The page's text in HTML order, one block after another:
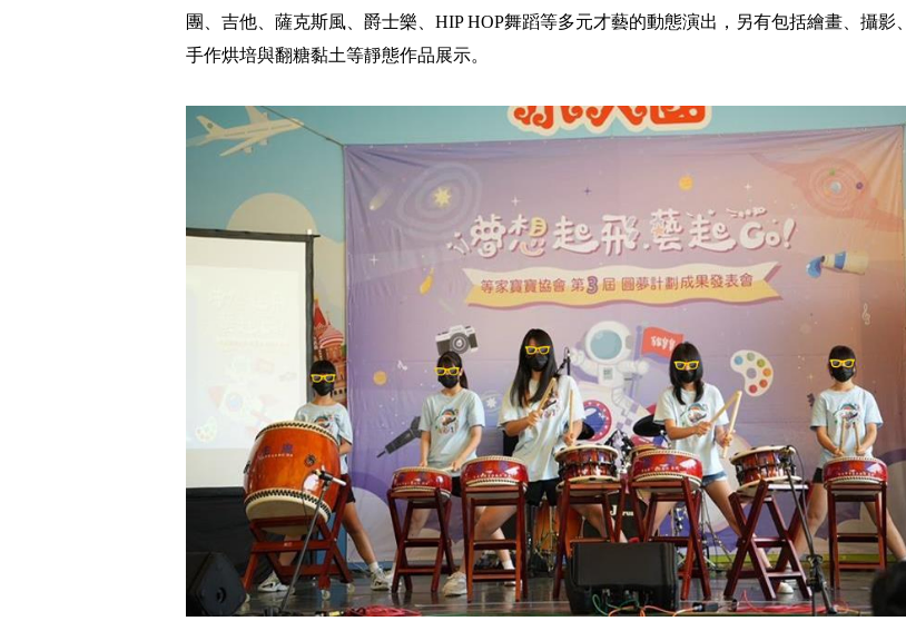
團、吉他、薩克斯風、爵士樂、HIP HOP舞蹈等多元才藝的動態演出，另有包括繪畫、攝影、
手作烘培與翻糖黏土等靜態作品展示。